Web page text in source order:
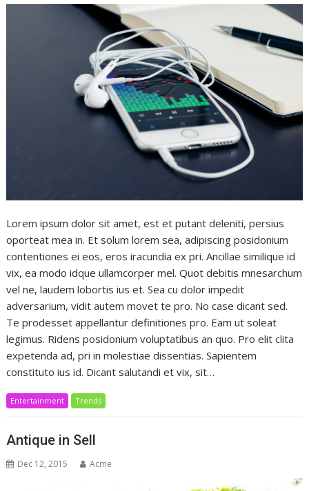
Lorem ipsum dolor sit amet, est et putant deleniti, persius
oporteat mea in. Et solum lorem sea, adipiscing posidonium
contentiones ei eos, eros iracundia ex pri. Ancillae similique id
vix, ea modo idque ullamcorper mel. Quot debitis mnesarchum
vel ne, laudem lobortis ius et. Sea cu dolor impedit
adversarium, vidit autem movet te pro. No case dicant sed.
Te prodesset appellantur definitiones pro. Eam ut soleat
legimus. Ridens posidonium voluptatibus an quo. Pro elit clita
expetenda ad, pri in molestiae dissentias. Sapientem
constituto ius id. Dicant salutandi et vix, sit…
Entertainment Trends
Antique in Sell
Dec 12, 2015 Acme